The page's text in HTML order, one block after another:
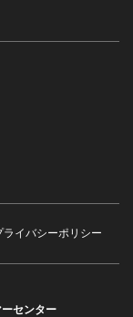
ライバシーポリシー
センター